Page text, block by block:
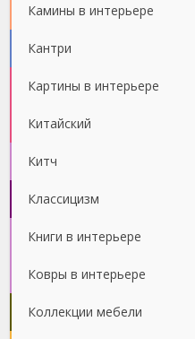
Камины в интерьере
Кантри
Картины в интерьере
Китайский
Китч
Классицизм
Книги в интерьере
Ковры в интерьере
Коллекции мебели